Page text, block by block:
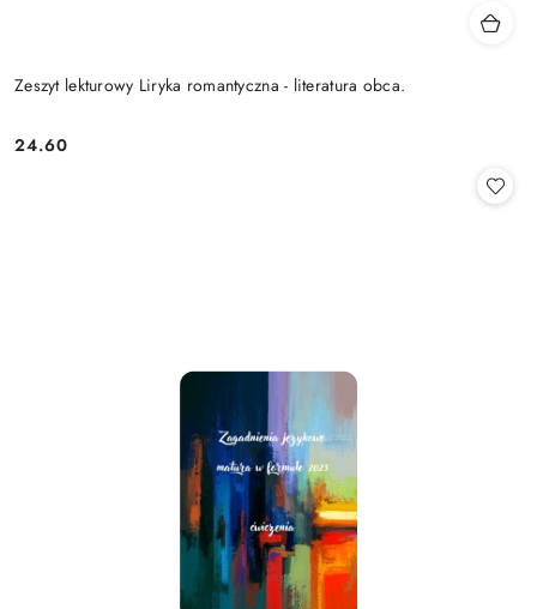
Zeszyt lekturowy Liryka romantyczna - literatura obca.
Cena:
24.60